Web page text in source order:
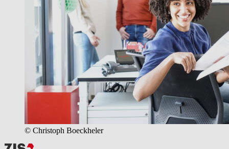
© Christoph Boeckheler